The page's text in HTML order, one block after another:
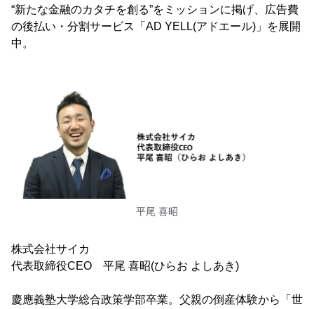
“新たな金融のカタチを創る”をミッションに掲げ、広告費
の後払い・分割サービス「AD YELL(アドエール)」を展開
中。
平尾 喜昭
株式会社サイカ
代表取締役CEO 平尾 喜昭(ひらお よしあき)
慶應義塾大学総合政策学部卒業。父親の倒産体験から「世